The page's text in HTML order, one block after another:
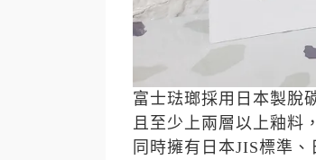
富士琺瑯採用日本製脫
且至少上兩層以上釉料
同時擁有日本JIS標準